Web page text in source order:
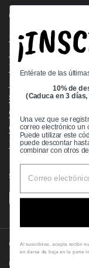
Quick links
Bearing Knowledge
Privacy Policy
Terms & Conditions
Shipping Policy
Open Cookie Banner
Comprehensive
Track your Order
Supported payment
Copyright © 2026
Country/region
(USD $)
Entérate de las
10% de
(Caduca en 3
Una vez que se
correo electrónico un
Puede utilizar este
puede descontar
combinar con otros
Al suscribirse, acepta recibir
en darse de baja en la parte